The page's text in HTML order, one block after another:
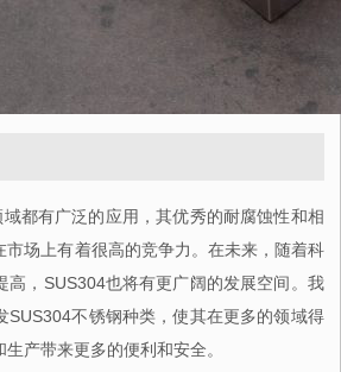
都有广泛的应用，其优秀的耐腐蚀性和相
市场上有着很高的竞争力。在未来，随着科
高，SUS304也将有更广阔的发展空间。我
SUS304不锈钢种类，使其在更多的领域得
产带来更多的便利和安全。